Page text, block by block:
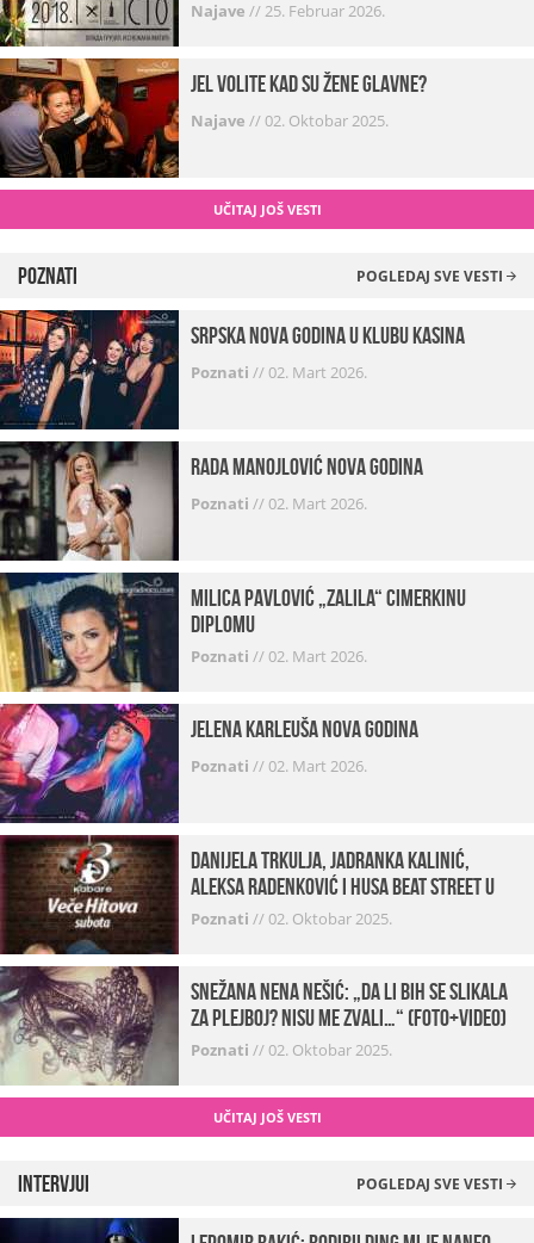
Najave //25. Februar 2026.
Jel volite kad su žene glavne?
Najave //02. Oktobar 2025.
UČITAJ JOŠ VESTI
Poznati POGLEDAJ SVE VESTI
Srpska Nova godina u klubu Kasina
Poznati //02. Mart 2026.
Rada Manojlović Nova godina
Poznati //02. Mart 2026.
Milica Pavlović „zalila“ cimerkinu
diplomu
Poznati //02. Mart 2026.
Jelena Karleuša Nova godina
Poznati //02. Mart 2026.
Danijela Trkulja, Jadranka Kalinić,
Aleksa Radenković i Husa Beat Street u
Kabareu 13
Poznati //02. Oktobar 2025.
Snežana Nena Nešić: „Da li bih se slikala
za Plejboj? Nisu me zvali…“ (FOTO+VIDEO)
Poznati //02. Oktobar 2025.
UČITAJ JOŠ VESTI
Intervjui POGLEDAJ SVE VESTI